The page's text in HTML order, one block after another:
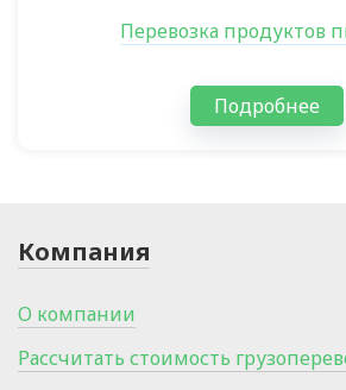
Перевозка продуктов
Подробнее
Компания
О компании
Рассчитать стоимость